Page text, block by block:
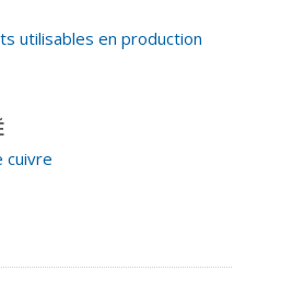
utilisables en production
cuivre